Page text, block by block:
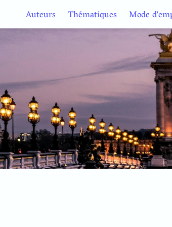
Auteurs Thématiques Mode